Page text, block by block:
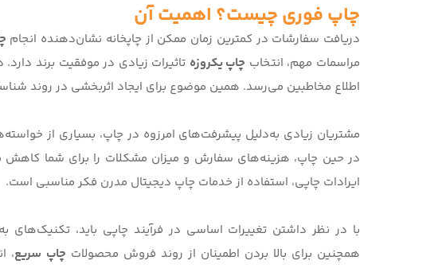
چاپ فوری چیست؟ اهمیت آن
دریافت سفارشات در کمترین زمان ممکن از چاپخانه نشان‌دهنده انجام
مراسمات مهم، انتخاب چاپ یکروزه تاثیرات زیادی در موفقیت برند
اطلاع مخاطبین می‌رسد. همین موضوع برای ایجاد اثربخشی در روند
مشتریان زیادی به‌دلیل پیشرفت‌های امرزوه در چاپ، بسیاری از
در حین چاپ، هزینه‌های سفارش و میزان مشکلات را برای شما
ایرادات چاپی، استفاده از خدمات چاپ دیجیتال مدرن فکر مناسبی است.
با در نظر داشتن تغییرات اساسی در فرآیند چاپی باید، تکنیک‌های
همچنین برای بالا بردن اطمینان از روند فروش محصولات چاپ سریع،